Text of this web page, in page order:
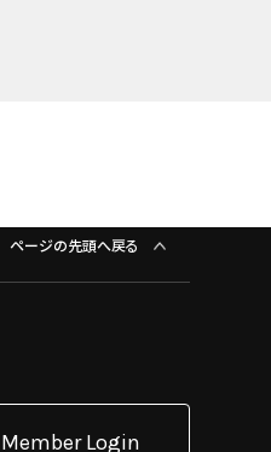
ページの先頭へ戻る
Member Login